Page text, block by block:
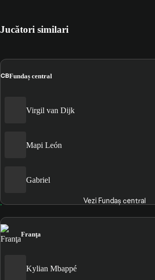
Jucători similari
CBFundaș central
Virgil van Dijk
Mapi León
Gabriel
Vezi Fundaș central
Franţa
Kylian Mbappé